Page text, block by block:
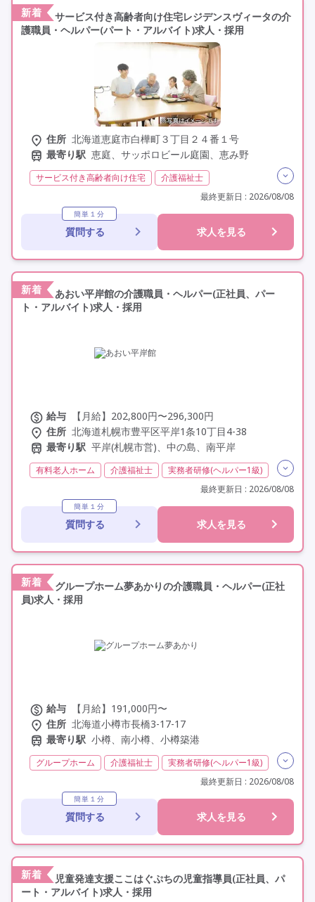
新着
サービス付き高齢者向け住宅レジデンスヴィータの介
護職員・ヘルパー(パート・アルバイト)求人・採用
住所 北海道恵庭市白樺町３丁目２４番１号
最寄り駅 恵庭、サッポロビール庭園、恵み野
サービス付き高齢者向け住宅
介護福祉士
初任者研修(ヘルパー2級)
学歴不問
最終更新日 : 2026/08/08
簡単１分
質問する 求人を見る
新着
あおい平岸館の介護職員・ヘルパー(正社員、パー
ト・アルバイト)求人・採用
給与
【月給】202,800円〜296,300円
住所 北海道札幌市豊平区平岸1条10丁目4-38
最寄り駅 平岸(札幌市営)、中の島、南平岸
有料老人ホーム 介護福祉士
実務者研修(ヘルパー1級)
夜勤専従
残業月20時間以内
残業ほぼなし 常勤
非常勤
社会保険完備
交通費支給
定年60歳以上
最終更新日 : 2026/08/08
簡単１分
質問する 求人を見る
新着
グループホーム夢あかりの介護職員・ヘルパー(正社
員)求人・採用
給与
【月給】191,000円〜
住所 北海道小樽市長橋3-17-17
最寄り駅 小樽、南小樽、小樽築港
グループホーム 介護福祉士
実務者研修(ヘルパー1級)
夜勤専従
残業月20時間以内
残業ほぼなし
常勤
社会保険完備
交通費支給
未経験歓迎
車通勤可
資格取得支援
研修制度あり
最終更新日 : 2026/08/08
簡単１分
質問する 求人を見る
新着
児童発達支援ここはぐぷちの児童指導員(正社員、パ
ート・アルバイト)求人・採用